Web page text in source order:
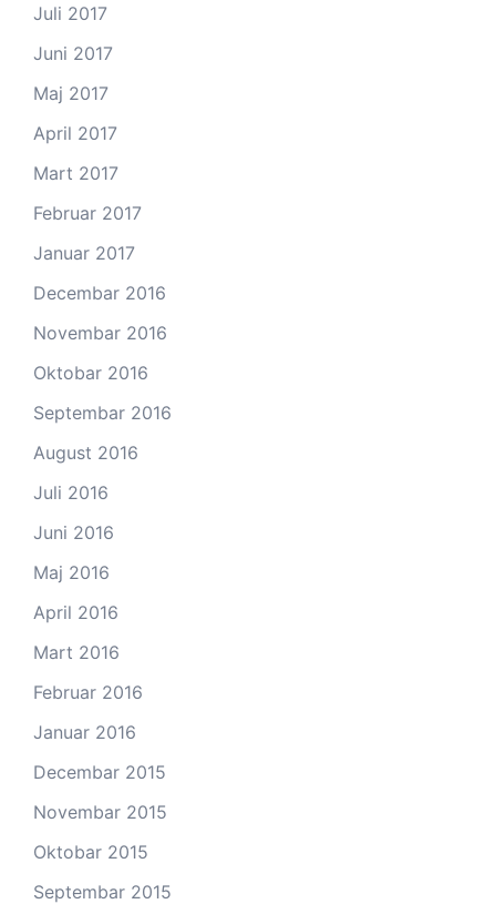
Juli 2017
Juni 2017
Maj 2017
April 2017
Mart 2017
Februar 2017
Januar 2017
Decembar 2016
Novembar 2016
Oktobar 2016
Septembar 2016
August 2016
Juli 2016
Juni 2016
Maj 2016
April 2016
Mart 2016
Februar 2016
Januar 2016
Decembar 2015
Novembar 2015
Oktobar 2015
Septembar 2015